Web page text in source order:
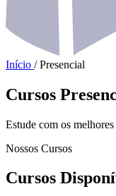
Início / Presencial
Cursos
Estude com os
Nossos Cursos
Cursos